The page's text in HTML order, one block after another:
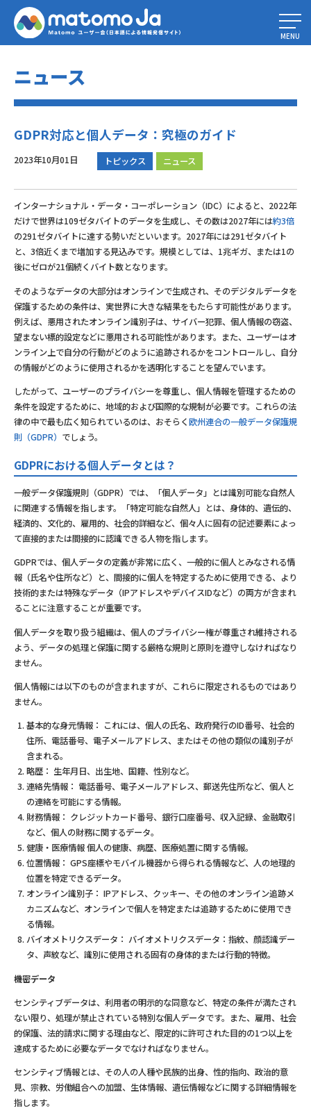
Home» GDPR対応と個人データ：究極のガイド
MENU
ニュース
GDPR対応と個人データ：究極のガイド
2023年10月01日 トピックス ニュース
インターナショナル・データ・コーポレーション（IDC）によると、2022年
だけで世界は109ゼタバイトのデータを生成し、その数は2027年には約3倍
の291ゼタバイトに達する勢いだといいます。2027年には291ゼタバイト
と、3倍近くまで増加する見込みです。規模としては、1兆ギガ、または1の
後にゼロが21個続くバイト数となります。
そのようなデータの大部分はオンラインで生成され、そのデジタルデータを
保護するための条件は、実世界に大きな結果をもたらす可能性があります。
例えば、悪用されたオンライン識別子は、サイバー犯罪、個人情報の窃盗、
望まない標的設定などに悪用される可能性があります。また、ユーザーはオ
ンライン上で自分の行動がどのように追跡されるかをコントロールし、自分
の情報がどのように使用されるかを透明化することを望んでいます。
したがって、ユーザーのプライバシーを尊重し、個人情報を管理するための
条件を設定するために、地域的および国際的な規制が必要です。これらの法
律の中で最も広く知られているのは、おそらく欧州連合の一般データ保護規
則（GDPR） でしょう。
GDPRにおける個人データとは？
一般データ保護規則（GDPR）では、「個人データ」とは識別可能な自然人
に関連する情報を指します。「特定可能な自然人」とは、身体的、遺伝的、
経済的、文化的、雇用的、社会的詳細など、個々人に固有の記述要素によっ
て直接的または間接的に認識できる人物を指します。
GDPRでは、個人データの定義が非常に広く、一般的に個人とみなされる情
報（氏名や住所など）と、間接的に個人を特定するために使用できる、より
技術的または特殊なデータ（IPアドレスやデバイスIDなど）の両方が含まれ
ることに注意することが重要です。
個人データを取り扱う組織は、個人のプライバシー権が尊重され維持される
よう、データの処理と保護に関する厳格な規則と原則を遵守しなければなり
ません。
個人情報には以下のものが含まれますが、これらに限定されるものではあり
ません。
基本的な身元情報： これには、個人の氏名、政府発行のID番号、社会的
住所、電話番号、電子メールアドレス、またはその他の類似の識別子が
含まれる。
略歴： 生年月日、出生地、国籍、性別など。
連絡先情報： 電話番号、電子メールアドレス、郵送先住所など、個人と
の連絡を可能にする情報。
財務情報： クレジットカード番号、銀行口座番号、収入記録、金融取引
など、個人の財務に関するデータ。
健康・医療情報 個人の健康、病歴、医療処置に関する情報。
位置情報： GPS座標やモバイル機器から得られる情報など、人の地理的
位置を特定できるデータ。
オンライン識別子： IPアドレス、クッキー、その他のオンライン追跡メ
カニズムなど、オンラインで個人を特定または追跡するために使用でき
る情報。
バイオメトリクスデータ： バイオメトリクスデータ：指紋、顔認識デー
タ、声紋など、識別に使用される固有の身体的または行動的特徴。
機密データ
センシティブデータは、利用者の明示的な同意など、特定の条件が満たされ
ない限り、処理が禁止されている特別な個人データです。また、雇用、社会
的保護、法的請求に関する理由など、限定的に許可された目的の1つ以上を
達成するために必要なデータでなければなりません。
センシティブ情報とは、その人の人種や民族的出身、性的指向、政治的意
見、宗教、労働組合への加盟、生体情報、遺伝情報などに関する詳細情報を
指します。